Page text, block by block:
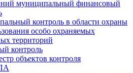
муниципальный финансовый
контроль в области охраны
особо охраняемых
территорий
контроль
объектов контроля